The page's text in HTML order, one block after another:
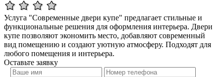
Услуга "Современные двери купе" предлагает стильные и
функциональные решения для оформления интерьера. Двери
купе позволяют экономить место, добавляют современный
вид помещению и создают уютную атмосферу. Подходят для
любого помещения и интерьера.
Оставьте заявку